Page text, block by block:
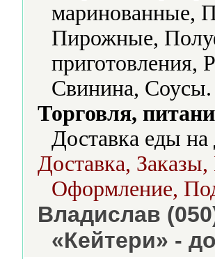
маринованные,
Пирожные,
приготовления,
Свинина, Соусы.
Торговля,
Доставка еды
Доставка,
Оформление,
Владислав
«Кейтери» -